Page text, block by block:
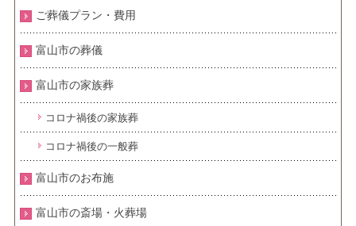
ご葬儀プラン・費用
富山市の葬儀
富山市の家族葬
コロナ禍後の家族葬
コロナ禍後の一般葬
富山市のお布施
富山市の斎場・火葬場